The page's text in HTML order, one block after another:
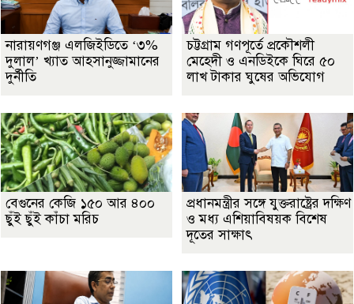
নারায়ণগঞ্জ এলজিইডিতে ‘৩%
দুলাল’ খ্যাত আহসানুজ্জামানের
দুর্নীতি
চট্টগ্রাম গণপূর্তে প্রকৌশলী
মেহেদী ও এনডিইকে ঘিরে ৫০
লাখ টাকার ঘুষের অভিযোগ
বেগুনের কেজি ১৫০ আর ৪০০
ছুঁই ছুঁই কাঁচা মরিচ
প্রধানমন্ত্রীর সঙ্গে যুক্তরাষ্ট্রের দক্ষিণ
ও মধ্য এশিয়াবিষয়ক বিশেষ
দূতের সাক্ষাৎ